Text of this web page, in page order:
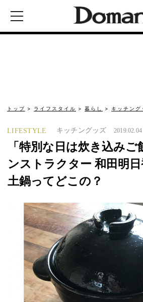
トップ ライフスタイル 暮らし キッチング
LIFESTYLE キッチングッズ 2019.02.04
「特別な日は炊き込み
ンストラクター 和田明
土鍋ってどこの？